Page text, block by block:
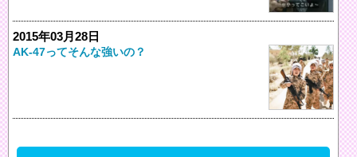
2015年03月28日
AK-47ってそんな強いの？